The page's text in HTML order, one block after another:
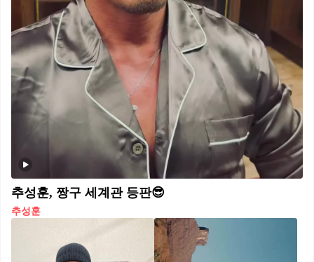
추성훈, 짱구 세계관 등판😎
추성훈